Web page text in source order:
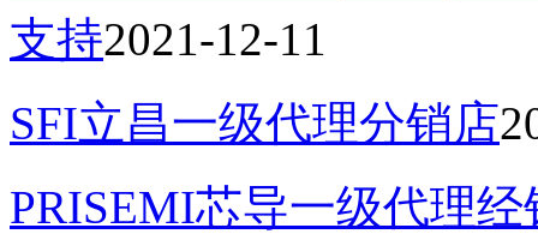
支持2021-12-11
SFI立昌一级代理分销店
PRISEMI芯导一级代理